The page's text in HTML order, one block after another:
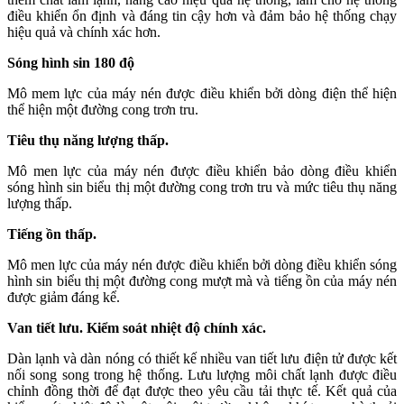
điều khiển ổn định và đáng tin cậy hơn và đảm bảo hệ thống chạy
hiệu quả và chính xác hơn.
Sóng hình sin 180 độ
Mô mem lực của máy nén được điều khiển bởi dòng điện thể hiện
thể hiện một đường cong trơn tru.
Tiêu thụ năng lượng thấp.
Mô men lực của máy nén được điều khiển bảo dòng điều khiển
sóng hình sin biểu thị một đường cong trơn tru và mức tiêu thụ năng
lượng thấp.
Tiếng ồn thấp.
Mô men lực của máy nén được điều khiển bởi dòng điều khiển sóng
hình sin biểu thị một đường cong mượt mà và tiếng ồn của máy nén
được giảm đáng kể.
Van tiết lưu. Kiểm soát nhiệt độ chính xác.
Dàn lạnh và dàn nóng có thiết kế nhiều van tiết lưu điện tử được kết
nối song song trong hệ thống. Lưu lượng môi chất lạnh được điều
chỉnh đồng thời để đạt được theo yêu cầu tải thực tế. Kết quả của